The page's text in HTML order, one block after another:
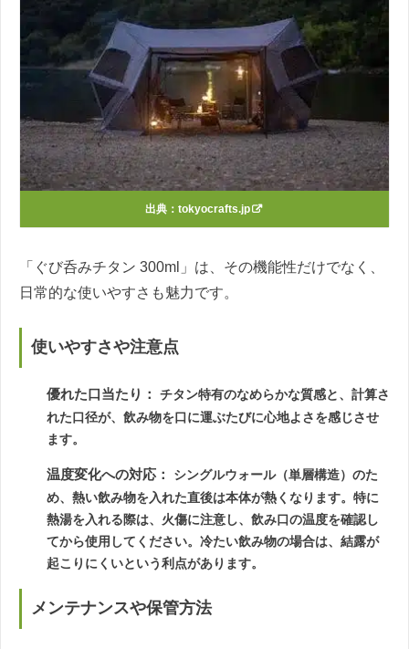
出典： tokyocrafts.jp
「ぐび呑みチタン 300ml」は、その機能性だけでなく、
日常的な使いやすさも魅力です。
使いやすさや注意点
優れた口当たり：
チタン特有のなめらかな質感と、計算さ
れた口径が、飲み物を口に運ぶたびに心地よさを感じさせ
ます。
温度変化への対応：
シングルウォール（単層構造）のた
め、熱い飲み物を入れた直後は本体が熱くなります。特に
熱湯を入れる際は、火傷に注意し、飲み口の温度を確認し
てから使用してください。冷たい飲み物の場合は、結露が
起こりにくいという利点があります。
メンテナンスや保管方法